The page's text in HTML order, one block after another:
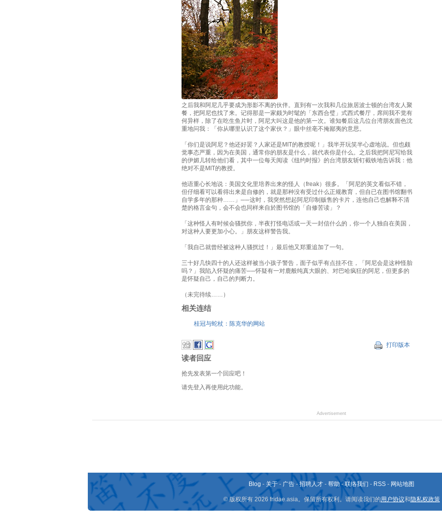
之后我和阿尼几乎要成为形影不离的伙伴。直到有一次我和几位旅居波士顿的台湾友人聚
餐，把阿尼也找了来。记得那是一家颇为时髦的「东西合璧」式西式餐厅，席间我不觉有
何异样，除了在吃生鱼片时，阿尼大叫这是他的第一次。谁知餐后这几位台湾朋友面色沈
重地问我：「你从哪里认识了这个家伙？」眼中丝亳不掩鄙夷的意思。
「你们是说阿尼？他还好罢？人家还是MIT的教授呢！」我半开玩笑半心虚地说。但也颇
觉事态严重，因为在美国，通常你的朋友是什么，就代表你是什么。之后我把阿尼写给我
的伊媚儿转给他们看，其中一位每天阅读《纽约时报》的台湾朋友斩钉截铁地告诉我：他
绝对不是MIT的教授。
他语重心长地说：美国文化里培养出来的怪人（freak）很多。「阿尼的英文看似不错，
但仔细看可以看得出来是自修的，就是那种没有受过什么正规教育，但自已在图书馆翻书
自学多年的那种……」──这时，我突然想起阿尼印制贩售的卡片，连他自己也解释不清
楚的格言金句，会不会也同样来自於图书馆的「自修苦读」？
「这种怪人有时候会骚扰你，半夜打怪电话或一天一封信什么的，你一个人独自在美国，
对这种人要更加小心。」朋友这样警告我。
「我自己就曾经被这种人骚扰过！」最后他又郑重追加了一句。
三十好几快四十的人还这样被当小孩子警告，面子似乎有点挂不住，「阿尼会是这种怪胎
吗？」我陷入怀疑的痛苦──怀疑有一对鹿般纯真大眼的、对巴哈疯狂的阿尼，但更多的
是怀疑自己，自己的判断力。
（未完待续……）
相关连结
桂冠与蛇杖：陈克华的网站
打印版本
读者回应
抢先发表第一个回应吧！
请先登入再使用此功能。
Advertisement
Blog - 关于 - 广告 -招聘人才 - 帮助- 联络我们 - RSS - 网站地图
© 版权所有 2026 fridae.asia。保留所有权利。请阅读我们的用户协议和隐私权政策